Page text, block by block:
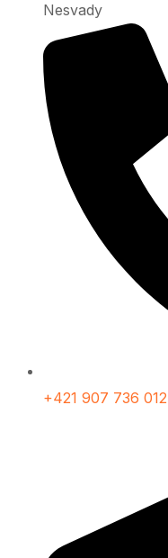
Nesvady
+421 907 736 012